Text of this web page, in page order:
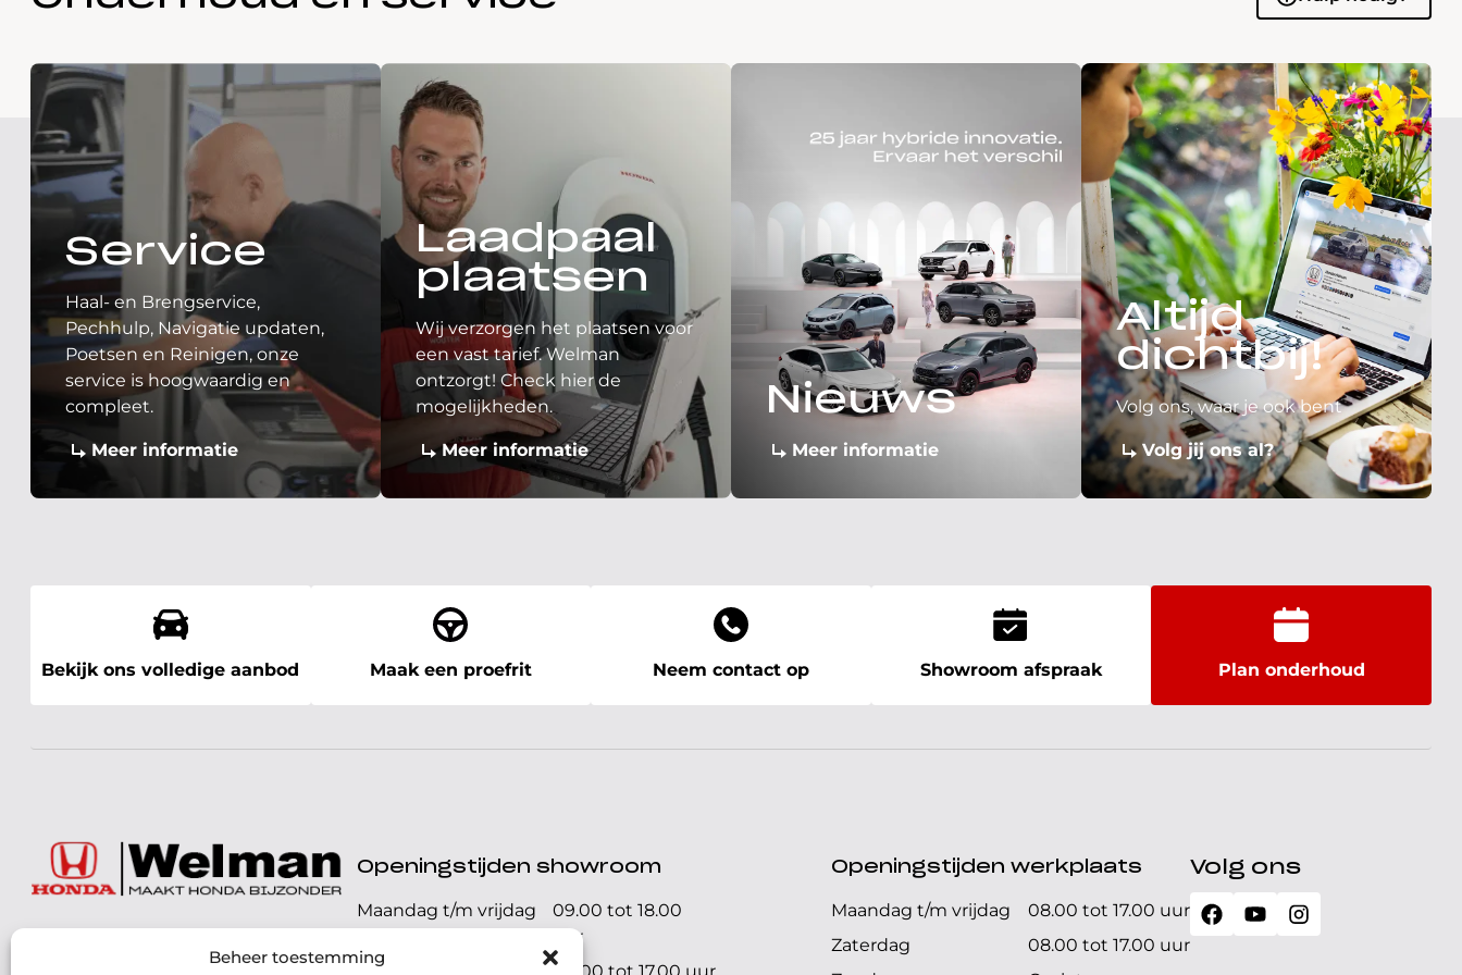
Beheer toestemming
Service
Haal- en Brengservice,
Pechhulp, Navigatie updaten,
Poetsen en Reinigen, onze
service is hoogwaardig en
compleet.
Meer informatie
Laadpaal
plaatsen
Wij verzorgen het plaatsen voor
een vast tarief. Welman
ontzorgt! Check hier de
mogelijkheden.
Meer informatie
Nieuws
Meer informatie
Altijd
dichtbij!
Volg ons, waar je ook bent
Volg jij ons al?
Bekijk ons volledige aanbod Maak een proefrit Neem contact op Showroom afspraak Plan onderhoud
072 - 57 16 9 40
Openingstijden showroom
Maandag t/m vrijdag
09.00 tot 18.00
uur
Openingstijden werkplaats
Maandag t/m vrijdag
08.00 tot 17.00 uur
Zaterdag
08.00 tot 17.00 uur
Volg ons